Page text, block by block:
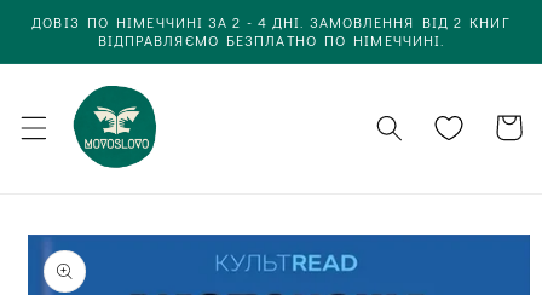
до
вмісту
ДОВІЗ ПО НІМЕЧЧИНІ ЗА 2 - 4 ДНІ. ЗАМОВЛЕННЯ ВІД 2 КНИГ
ВІДПРАВЛЯЄМО БЕЗПЛАТНО ПО НІМЕЧЧИНІ.
Кошик
Одразу до
інформації
про товар